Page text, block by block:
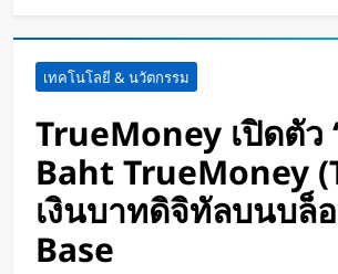
Center ลอยน้ำ ใช้พลัง
ทะเลผลิตไฟฟ้า และใช้น้
ระบายความร้อน
22 ชั่วโมง Ago
จีนเปิดตัว “xianglong”
โมงค์ไฮบริด เจาะ-ระเ
แรกของโลก
24 ชั่วโมง Ago
Google DeepMind เปิ
Lab แพลตฟอร์ม AI สำ
เทคโนโลยี & นวัตกรรม
TrueMoney เปิดตัว
Baht TrueMoney
เงินบาทดิจิทัลบนบล็
Base